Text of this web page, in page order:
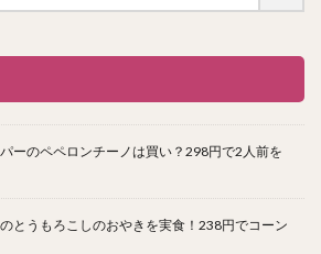
ーのペペロンチーノは買い？298円で2人前を
とうもろこしのおやきを実食！238円でコーン